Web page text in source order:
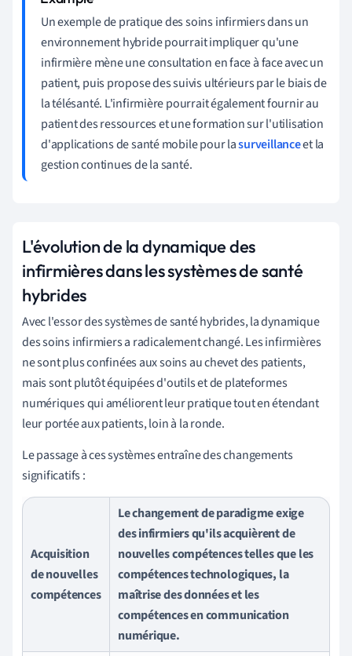
Un exemple de pratique des soins infirmiers dans un
environnement hybride pourrait impliquer qu'une
infirmière mène une consultation en face à face avec un
patient, puis propose des suivis ultérieurs par le biais de
la télésanté. L'infirmière pourrait également fournir au
patient des ressources et une formation sur l'utilisation
d'applications de santé mobile pour lasurveillanceet la
gestion continues de la santé.
L'évolution de la dynamique des
infirmières dans les systèmes de santé
hybrides
Avec l'essor des systèmes de santé hybrides, la dynamique
des soins infirmiers a radicalement changé. Les infirmières
ne sont plus confinées aux soins au chevet des patients,
mais sont plutôt équipées d'outils et de plateformes
numériques qui améliorent leur pratique tout en étendant
leur portée aux patients, loin à la ronde.
Le passage à ces systèmes entraîne des changements
significatifs :
Acquisition
de nouvelles
compétences
Le changement de paradigme exige
des infirmiers qu'ils acquièrent de
nouvelles compétences telles que les
compétences technologiques, la
maîtrise des données et les
compétences en communication
numérique.